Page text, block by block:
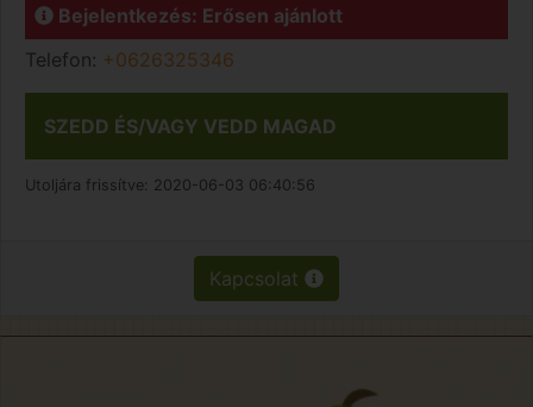
Bejelentkezés: Erősen ajánlott
Telefon: +0626325346
SZEDD ÉS/VAGY VEDD MAGAD
Utoljára frissítve: 2020-06-03 06:40:56
Kapcsolat